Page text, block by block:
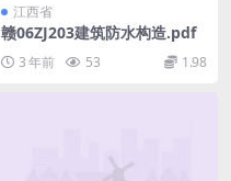
江西省
赣06ZJ203建筑防水构造.pdf
3 年前 53 1.98